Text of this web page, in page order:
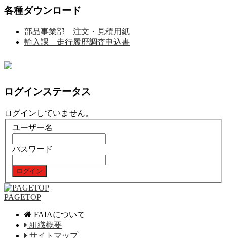
各種ダウンロード
部品事業部 注文・見積用紙
輸入課 走行履歴調査申込書
ログインステータス
ログインしていません。
ユーザー名
パスワード
PAGETOP
FAIAについて
組織概要
サイトマップ